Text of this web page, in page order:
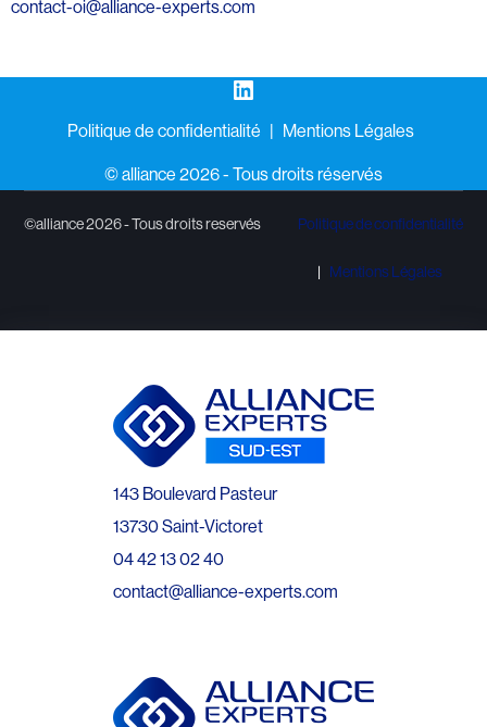
contact-oi@alliance-experts.com
LinkedIn
Politique de confidentialité
Mentions Légales
©️ alliance 2026 - Tous droits réservés
©alliance 2026 - Tous droits reservés Politique de confidentialité
Mentions Légales
143 Boulevard Pasteur
13730 Saint-Victoret
04 42 13 02 40
contact@alliance-experts.com